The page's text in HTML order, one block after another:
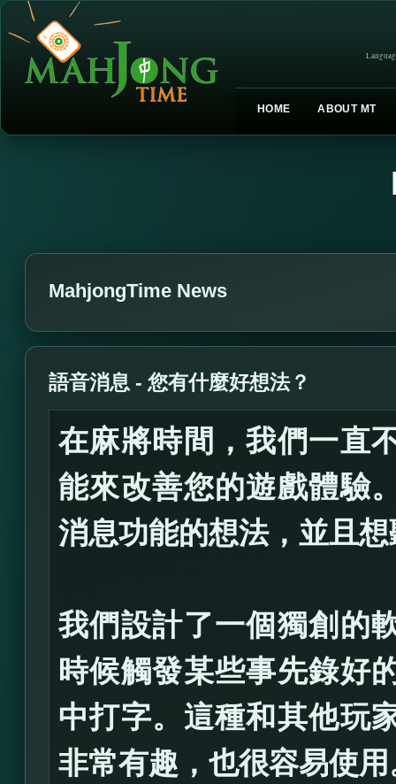
HOME ABOUT MT
MahjongTime News
語音消息 - 您有什麼好想法？
在麻將時間，我們一直
能來改善您的遊戲體驗
消息功能的想法，並且
我們設計了一個獨創的
時候觸發某些事先錄好
中打字。這種和其他玩
非常有趣，也很容易使用